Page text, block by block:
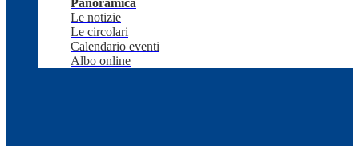
Panoramica
Le notizie
Le circolari
Calendario eventi
Albo online